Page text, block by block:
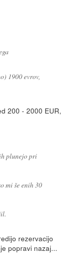
1900 evrov,
200 - 2000 EUR,
plunejo pri
mi še enih 30
rezervacijo
popravi nazaj...